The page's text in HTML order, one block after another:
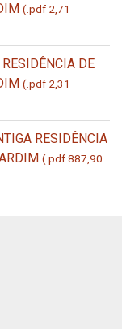
(.pdf 2,71
DE
(.pdf 2,31
RESIDÊNCIA
(.pdf 887,90